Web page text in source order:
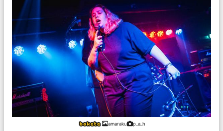
amaraku p_a_h